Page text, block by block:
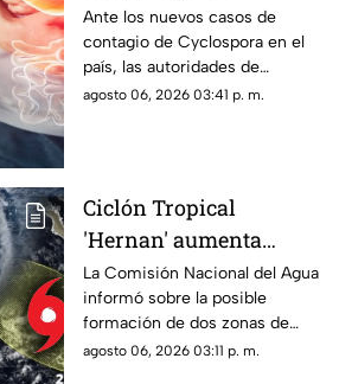
Quintana Roo? Esto
dicen las autoridades
sobre los turistas
contagiados de
Ante los nuevos casos de
contagio de Cyclospora en el
país, las autoridades de
Quintana Roo informaron
agosto 06, 2026 03:41 p. m.
Ciclón Tropical
'Hernan' aumenta
probabilidad de
formación: Vigilan dos
zonas de baja presión
con probablidad de
La Comisión Nacional del Agua
informó sobre la posible
formación de dos zonas de
baja presión con potencial
agosto 06, 2026 03:11 p. m.